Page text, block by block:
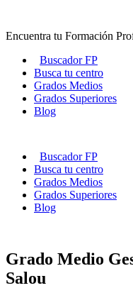
contenido
Encuentra tu Formación
Buscador FP
Busca tu centro
Grados Medios
Grados Superiores
Blog
Buscador FP
Busca tu centro
Grados Medios
Grados Superiores
Blog
Grado Medio
Salou